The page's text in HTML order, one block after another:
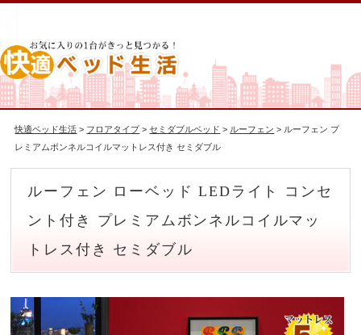
快適ベッド生活 > フロアタイプ >セミダブルベッド > ルーフェン > ルーフェン プ
レミアムボンネルコイルマットレス付き セミダブル
ルーフェン ローベッド LEDライト コンセ
ント付き プレミアムボンネルコイルマッ
トレス付き セミダブル